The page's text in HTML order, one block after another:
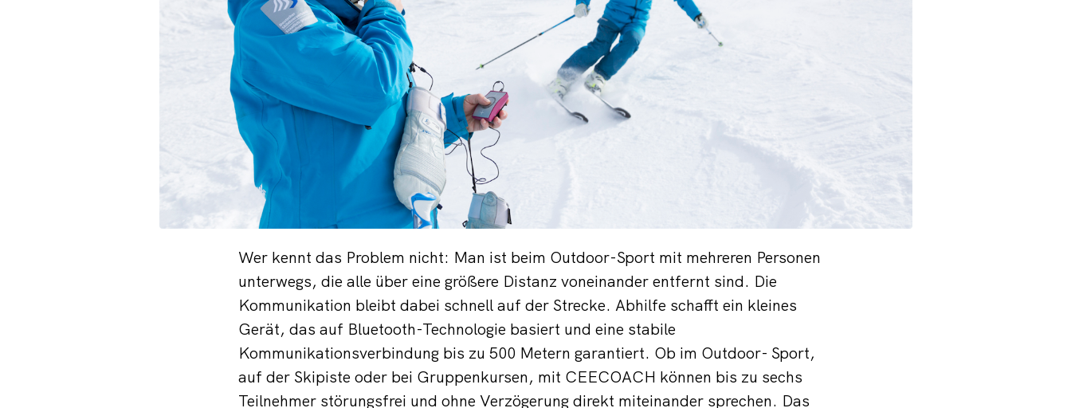
Wer kennt das Problem nicht: Man ist beim Outdoor-Sport mit mehreren Personen
unterwegs, die alle über eine größere Distanz voneinander entfernt sind. Die
Kommunikation bleibt dabei schnell auf der Strecke. Abhilfe schafft ein kleines
Gerät, das auf Bluetooth-Technologie basiert und eine stabile
Kommunikationsverbindung bis zu 500 Metern garantiert. Ob im Outdoor- Sport,
auf der Skipiste oder bei Gruppenkursen, mit CEECOACH können bis zu sechs
Teilnehmer störungsfrei und ohne Verzögerung direkt miteinander sprechen. Das